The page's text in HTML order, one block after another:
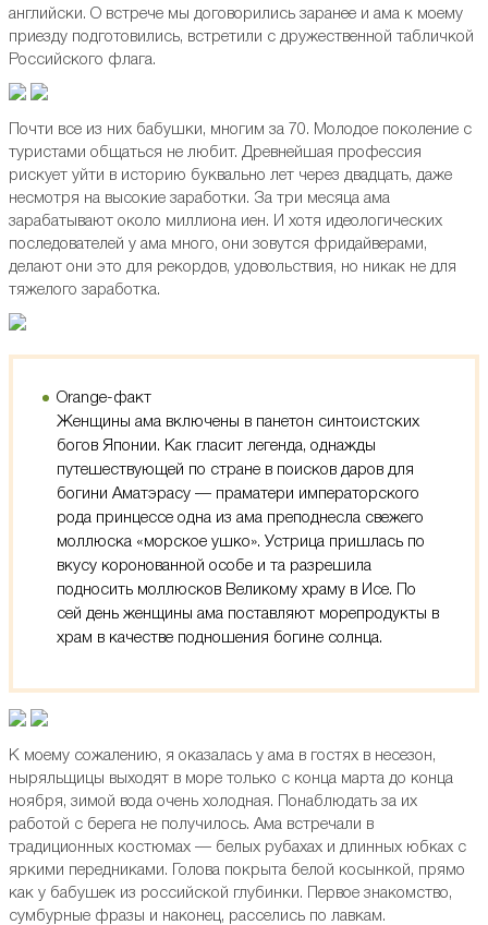
английски. О встрече мы договорились заранее и ама к моему
приезду подготовились, встретили с дружественной табличкой
Российского флага.
Почти все из них бабушки, многим за 70. Молодое поколение с
туристами общаться не любит. Древнейшая профессия
рискует уйти в историю буквально лет через двадцать, даже
несмотря на высокие заработки. За три месяца ама
зарабатывают около миллиона иен. И хотя идеологических
последователей у ама много, они зовутся фридайверами,
делают они это для рекордов, удовольствия, но никак не для
тяжелого заработка.
Оrange-факт
​Женщины ама включены в панетон синтоистских
богов Японии. Как гласит легенда, однажды
путешествующей по стране в поисков даров для
богини Аматэрасу — праматери императорского
рода принцессе одна из ама преподнесла свежего
моллюска «морское ушко». Устрица пришлась по
вкусу коронованной особе и та разрешила
подносить моллюсков Великому храму в Исе. По
сей день женщины ама поставляют морепродукты в
храм в качестве подношения богине солнца.
К моему сожалению, я оказалась у ама в гостях в несезон,
ныряльщицы выходят в море только с конца марта до конца
ноября, зимой вода очень холодная. Понаблюдать за их
работой с берега не получилось. Ама встречали в
традиционных костюмах — белых рубахах и длинных юбках с
яркими передниками. Голова покрыта белой косынкой, прямо
как у бабушек из российской глубинки. Первое знакомство,
сумбурные фразы и наконец, расселись по лавкам.